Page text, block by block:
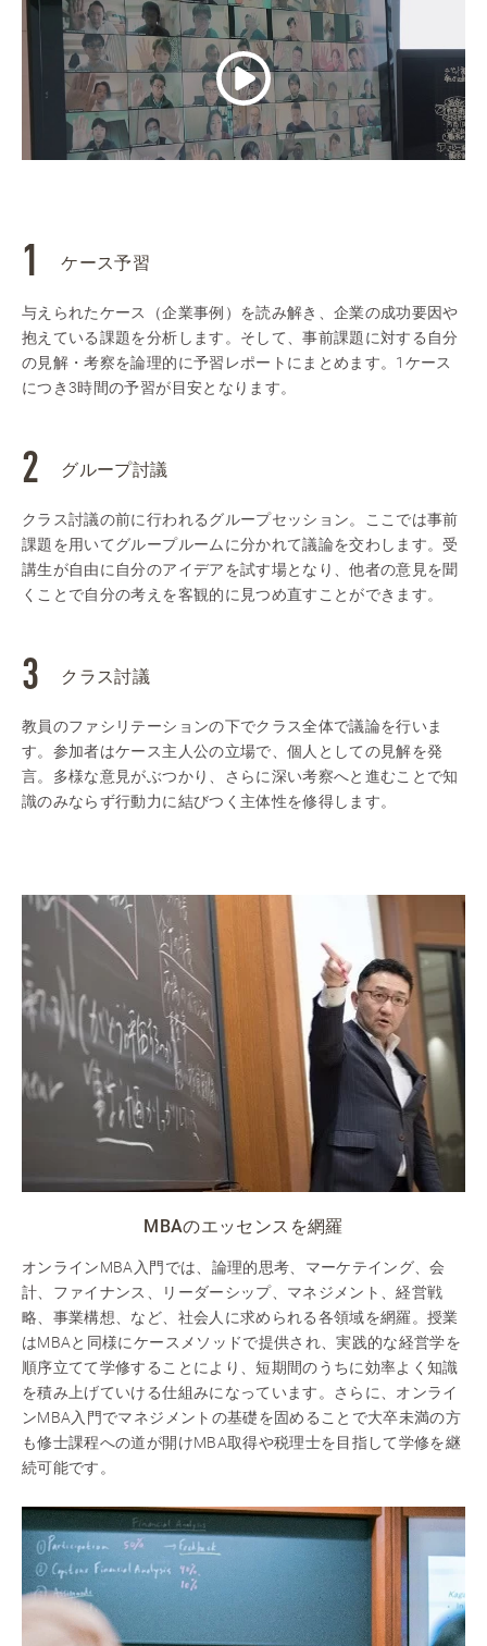
ケース予習
与えられたケース（企業事例）を読み解き、企業の成功要因や
抱えている課題を分析します。そして、事前課題に対する自分
の見解・考察を論理的に予習レポートにまとめます。1ケース
につき3時間の予習が目安となります。
グループ討議
クラス討議の前に行われるグループセッション。ここでは事前
課題を用いてグループルームに分かれて議論を交わします。受
講生が自由に自分のアイデアを試す場となり、他者の意見を聞
くことで自分の考えを客観的に見つめ直すことができます。
クラス討議
教員のファシリテーションの下でクラス全体で議論を行いま
す。参加者はケース主人公の立場で、個人としての見解を発
言。多様な意見がぶつかり、さらに深い考察へと進むことで知
識のみならず行動力に結びつく主体性を修得します。
MBAのエッセンスを網羅
オンラインMBA入門では、論理的思考、マーケテイング、会
計、ファイナンス、リーダーシップ、マネジメント、経営戦
略、事業構想、など、社会人に求められる各領域を網羅。授業
はMBAと同様にケースメソッドで提供され、実践的な経営学を
順序立てて学修することにより、短期間のうちに効率よく知識
を積み上げていける仕組みになっています。さらに、オンライ
ンMBA入門でマネジメントの基礎を固めることで大卒未満の方
も修士課程への道が開けMBA取得や税理士を目指して学修を継
続可能です。